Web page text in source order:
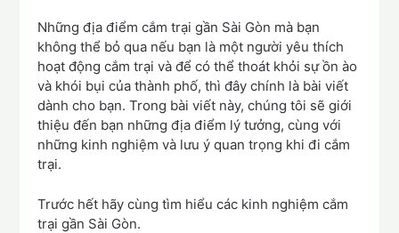
Những địa điểm cắm trại gần Sài Gòn mà bạn
không thể bỏ qua nếu bạn là một người yêu thích
hoạt động cắm trại và để có thể thoát khỏi sự ồn ào
và khói bụi của thành phố, thì đây chính là bài viết
dành cho bạn. Trong bài viết này, chúng tôi sẽ giới
thiệu đến bạn những địa điểm lý tưởng, cùng với
những kinh nghiệm và lưu ý quan trọng khi đi cắm
trại.
Trước hết hãy cùng tìm hiểu các kinh nghiệm cắm
trại gần Sài Gòn.